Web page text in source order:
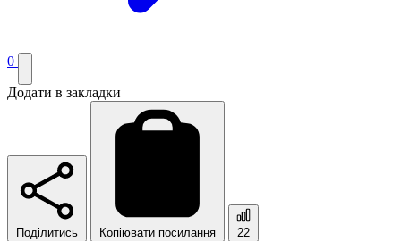
0
Додати в закладки
Поділитись Копіювати посилання 22